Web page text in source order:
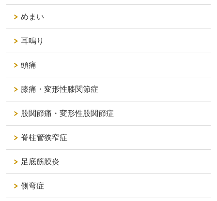
めまい
耳鳴り
頭痛
膝痛・変形性膝関節症
股関節痛・変形性股関節症
脊柱管狭窄症
足底筋膜炎
側弯症